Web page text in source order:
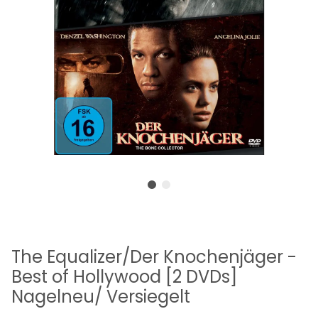
The Equalizer/Der Knochenjäger -
Best of Hollywood [2 DVDs]
Nagelneu/ Versiegelt